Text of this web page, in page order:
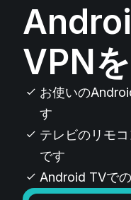
VPN
お使いの
す
テレビのリモ
です
Android TVで